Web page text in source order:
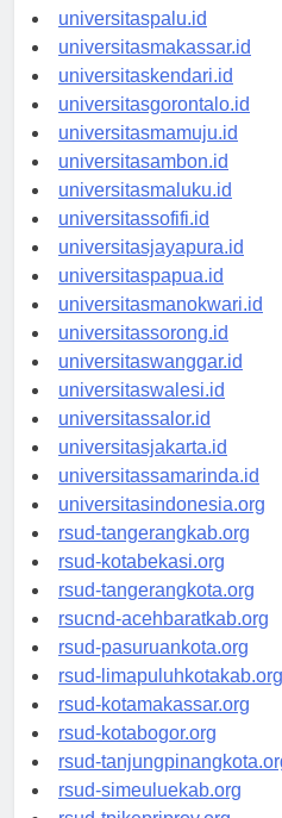
universitasmanado.id
universitaspalu.id
universitasmakassar.id
universitaskendari.id
universitasgorontalo.id
universitasmamuju.id
universitasambon.id
universitasmaluku.id
universitassofifi.id
universitasjayapura.id
universitaspapua.id
universitasmanokwari.id
universitassorong.id
universitaswanggar.id
universitaswalesi.id
universitassalor.id
universitasjakarta.id
universitassamarinda.id
universitasindonesia.org
rsud-tangerangkab.org
rsud-kotabekasi.org
rsud-tangerangkota.org
rsucnd-acehbaratkab.org
rsud-pasuruankota.org
rsud-limapuluhkotakab.org
rsud-kotamakassar.org
rsud-kotabogor.org
rsud-tanjungpinangkota.org
rsud-simeuluekab.org